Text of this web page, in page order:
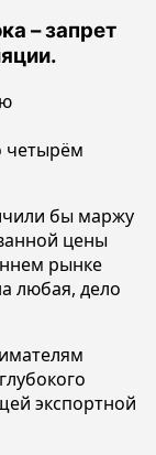
– запрет
четырём
бы маржу
цены
рынке
любая, дело
экспортной